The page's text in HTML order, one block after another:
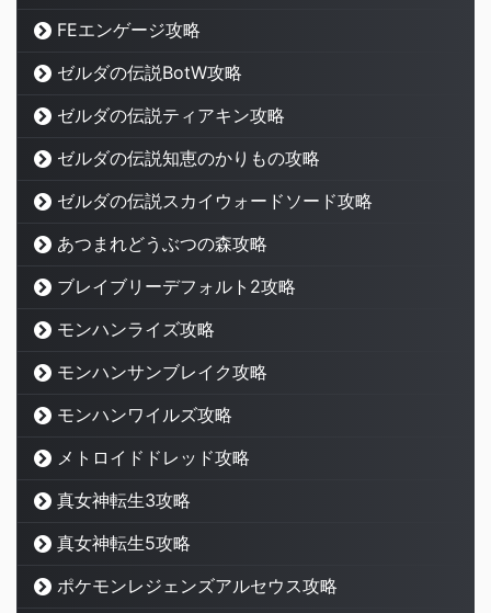
FEエンゲージ攻略
ゼルダの伝説BotW攻略
ゼルダの伝説ティアキン攻略
ゼルダの伝説知恵のかりもの攻略
ゼルダの伝説スカイウォードソード攻略
あつまれどうぶつの森攻略
ブレイブリーデフォルト2攻略
モンハンライズ攻略
モンハンサンブレイク攻略
モンハンワイルズ攻略
メトロイドドレッド攻略
真女神転生3攻略
真女神転生5攻略
ポケモンレジェンズアルセウス攻略